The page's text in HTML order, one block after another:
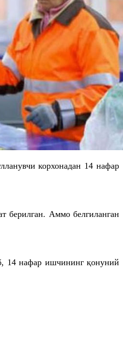
корхонадан 14 нафар
берилган. Аммо белгиланган
14 нафар ишчининг қонуний